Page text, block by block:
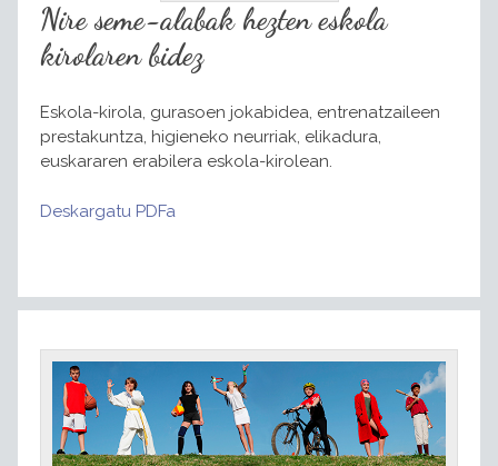
Nire seme-alabak hezten eskola
kirolaren bidez
Eskola-kirola, gurasoen jokabidea, entrenatzaileen
prestakuntza, higieneko neurriak, elikadura,
euskararen erabilera eskola-kirolean.
Deskargatu PDFa